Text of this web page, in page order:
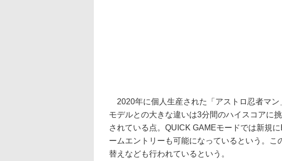
2020年に個人生産された「アストロ忍者マ
モデルとの大きな違いは3分間のハイスコアに
されている点。QUICK GAMEモードでは新規
ームエントリーも可能になっているという。こ
替えなども行われているという。